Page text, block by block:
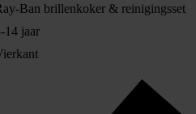
Ban brillenkoker & reinigingsset
14 jaar